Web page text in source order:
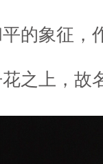
的象征，
之上，故